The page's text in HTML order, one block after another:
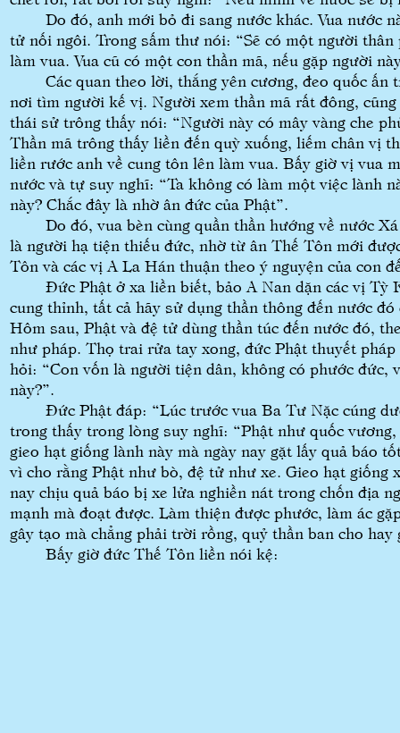
Do đó, anh mới bỏ đi sang nước khác. Vua nước
tử nối ngôi. Trong sấm thư nói: “Sẽ có một người
làm vua. Vua cũ có một con thần mã, nếu gặp người
Các quan theo lời, thắng yên cương, đeo quốc ấn
nơi tìm người kế vị. Người xem thần mã rất đông,
thái sử trông thấy nói: “Người này có mây vàng che
Thần mã trông thấy liền đến quỳ xuống, liếm chân vị
liền rước anh về cung tôn lên làm vua. Bấy giờ vị vua
nước và tự suy nghĩ: “Ta không có làm một việc lành
này? Chắc đây là nhờ ân đức của Phật”.
Do đó, vua bèn cùng quần thần hướng về nước Xá
là người hạ tiện thiếu đức, nhờ từ ân Thế Tôn mới
Tôn và các vị A La Hán thuận theo ý nguyện của con
Đức Phật ở xa liền biết, bảo A Nan dặn các vị Tỳ
cung thỉnh, tất cả hãy sử dụng thần thông đến nước
Hôm sau, Phật và đệ tử dùng thần túc đến nước đó,
như pháp. Thọ trai rửa tay xong, đức Phật thuyết
hỏi: “Con vốn là người tiện dân, không có phước đức,
này?”.
Đức Phật đáp: “Lúc trước vua Ba Tư Nặc cúng
trong thấy trong lòng suy nghĩ: “Phật như quốc
gieo hạt giống lành này mà ngày nay gặt lấy quả báo
vì cho rằng Phật như bò, đệ tử như xe. Gieo hạt giống
nay chịu quả báo bị xe lửa nghiền nát trong chốn địa
mạnh mà đoạt được. Làm thiện được phước, làm ác
gây tạo mà chẳng phải trời rồng, quỷ thần ban cho hay
Bấy giờ đức Thế Tôn liền nói kệ: